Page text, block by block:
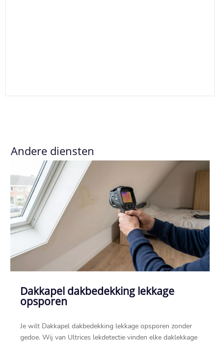
Andere diensten
Dakkapel dakbedekking lekkage
opsporen
Je wilt Dakkapel dakbedekking lekkage opsporen zonder
gedoe.​ Wij van Ultrices lekdetectie vinden elke daklekkage